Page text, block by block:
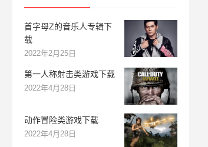
首字母Z的音乐人专辑下
载
2022年2月25日
第一人称射击类游戏下载
2022年4月28日
动作冒险类游戏下载
2022年4月28日